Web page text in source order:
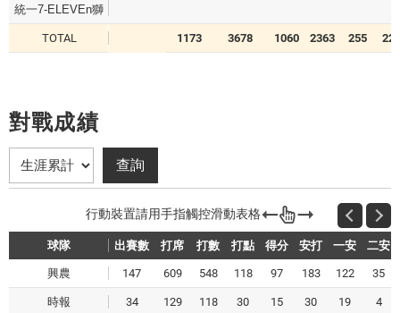
統一7-ELEVEn獅
TOTAL 1173 3678 1060 2363 255 225
對戰成績
球隊 出賽數 打席 打數 打點 得分 安打 一安 二安
興農 147 609 548 118 97 183 122 35
時報 34 129 118 30 15 30 19 4